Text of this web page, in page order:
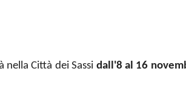
Città dei Sassi dall'8 al 16